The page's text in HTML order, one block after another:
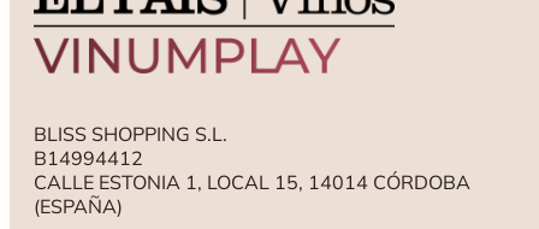
BLISS SHOPPING S.L.
B14994412
CALLE ESTONIA 1, LOCAL 15, 14014 CÓRDOBA
(ESPAÑA)